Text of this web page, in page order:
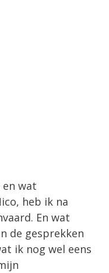
wat
heb ik na
En wat
de gesprekken
ik nog wel eens